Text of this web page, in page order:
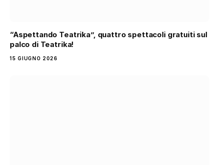
“Aspettando Teatrika”, quattro spettacoli gratuiti sul
palco di Teatrika!
15 GIUGNO 2026